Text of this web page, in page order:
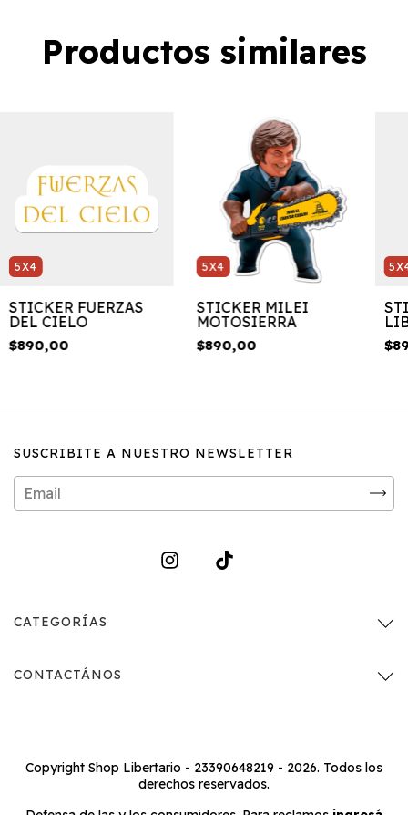
Productos similares
5X4
STICKER FUERZAS
DEL CIELO
$890,00
5X4
STICKER MILEI
MOTOSIERRA
$890,00
SUSCRIBITE A NUESTRO NEWSLETTER
CATEGORÍAS
CONTACTÁNOS
Copyright Shop Libertario - 23390648219 - 2026. Todos los
derechos reservados.